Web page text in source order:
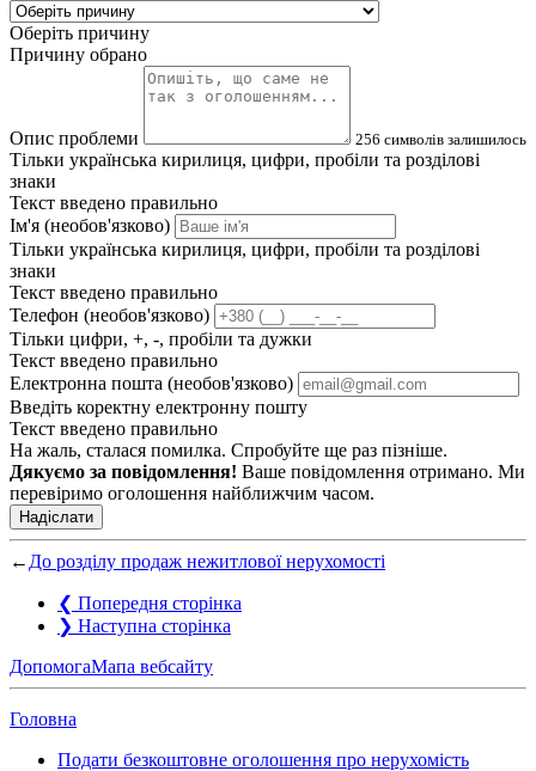
Оберіть причину
Причину обрано
Опис проблеми 256 символів залишилось
Тільки українська кирилиця, цифри, пробіли та розділові
знаки
Текст введено правильно
Ім'я (необов'язково)
Тільки українська кирилиця, цифри, пробіли та розділові
знаки
Текст введено правильно
Телефон (необов'язково)
Тільки цифри, +, -, пробіли та дужки
Текст введено правильно
Електронна пошта (необов'язково)
Введіть коректну електронну пошту
Текст введено правильно
На жаль, сталася помилка. Спробуйте ще раз пізніше.
Дякуємо за повідомлення! Ваше повідомлення отримано. Ми
перевіримо оголошення найближчим часом.
Надіслати
← До розділу продаж нежитлової нерухомості
❮ Попередня сторінка
❯ Наступна сторінка
ДопомогаМапа вебсайту
Головна
Подати безкоштовне оголошення про нерухомість